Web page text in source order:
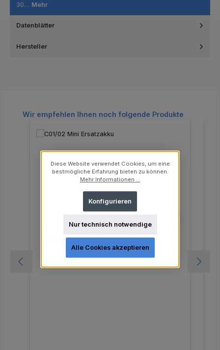
30… Mehr
Datenblätter
Hersteller
Produktgalerie überspringen
Wir empfehlen Ihnen noch folgende Produkte
Ersatzakku für Premium Plus C01/C02
Mini Lampe
Diese Website verwendet Cookies, um eine
bestmögliche Erfahrung bieten zu können.
Mehr Informationen ...
Nur technisch notwendige
Konfigurieren
Alle Cookies akzeptieren